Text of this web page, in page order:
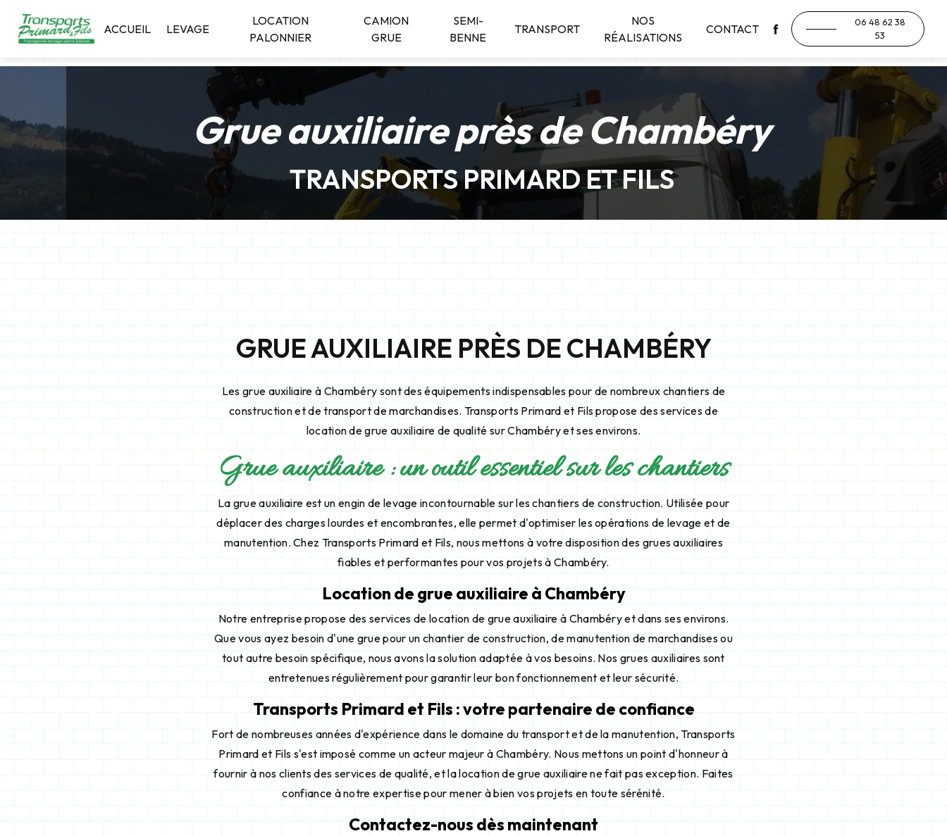
ACCUEIL LEVAGE
LOCATION
PALONNIER
CAMION
GRUE
SEMI-
BENNE
TRANSPORT
NOS
RÉALISATIONS
CONTACT
06 48 62 38
53
Grue auxiliaire près de Chambéry
TRANSPORTS PRIMARD ET FILS
GRUE AUXILIAIRE PRÈS DE CHAMBÉRY
Les grue auxiliaire à Chambéry sont des équipements indispensables pour de nombreux chantiers de
construction et de transport de marchandises. Transports Primard et Fils propose des services de
location de grue auxiliaire de qualité sur Chambéry et ses environs.
Grue auxiliaire : un outil essentiel sur les chantiers
La grue auxiliaire est un engin de levage incontournable sur les chantiers de construction. Utilisée pour
déplacer des charges lourdes et encombrantes, elle permet d'optimiser les opérations de levage et de
manutention. Chez Transports Primard et Fils, nous mettons à votre disposition des grues auxiliaires
fiables et performantes pour vos projets à Chambéry.
Location de grue auxiliaire à Chambéry
Notre entreprise propose des services de location de grue auxiliaire à Chambéry et dans ses environs.
Que vous ayez besoin d'une grue pour un chantier de construction, de manutention de marchandises ou
tout autre besoin spécifique, nous avons la solution adaptée à vos besoins. Nos grues auxiliaires sont
entretenues régulièrement pour garantir leur bon fonctionnement et leur sécurité.
Transports Primard et Fils : votre partenaire de confiance
Fort de nombreuses années d'expérience dans le domaine du transport et de la manutention, Transports
Primard et Fils s'est imposé comme un acteur majeur à Chambéry. Nous mettons un point d'honneur à
fournir à nos clients des services de qualité, et la location de grue auxiliaire ne fait pas exception. Faites
confiance à notre expertise pour mener à bien vos projets en toute sérénité.
Contactez-nous dès maintenant